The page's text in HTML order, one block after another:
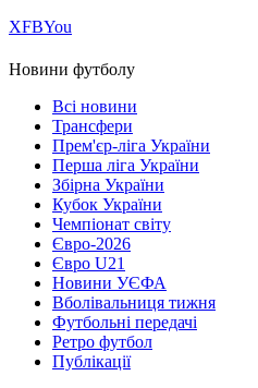
ХFBYou
Новини футболу
Всі новини
Трансфери
Прем'єр-ліга України
Перша ліга України
Збірна України
Кубок України
Чемпіонат світу
Євро-2026
Євро U21
Новини УЄФА
Вболівальниця тижня
Футбольні передачі
Ретро футбол
Публікації